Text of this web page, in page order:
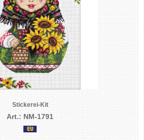
Stickerei-Kit
Art.: NM-1791